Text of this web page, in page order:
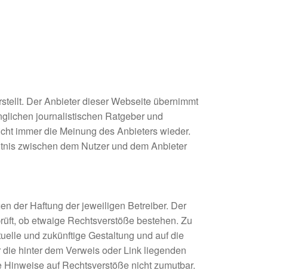
Der Anbieter dieser Webseite übernimmt
journalistischen Ratgeber und
immer die Meinung des Anbieters wieder.
zwischen dem Nutzer und dem Anbieter
der Haftung der jeweiligen Betreiber. Der
ob etwaige Rechtsverstöße bestehen. Zu
und zukünftige Gestaltung und auf die
hinter dem Verweis oder Link liegenden
auf Rechtsverstöße nicht zumutbar.